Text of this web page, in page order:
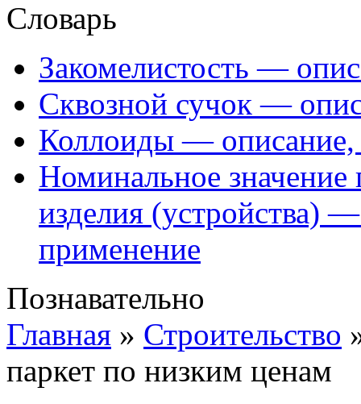
Словарь
Закомелистость —
Сквозной сучок —
Коллоиды — описание,
Номинальное значение
изделия (устройства)
применение
Познавательно
Главная » Строительство
паркет по низким ценам